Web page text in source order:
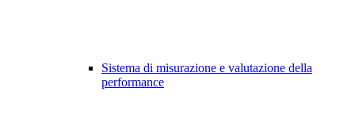
Sistema di misurazione e valutazione della
performance